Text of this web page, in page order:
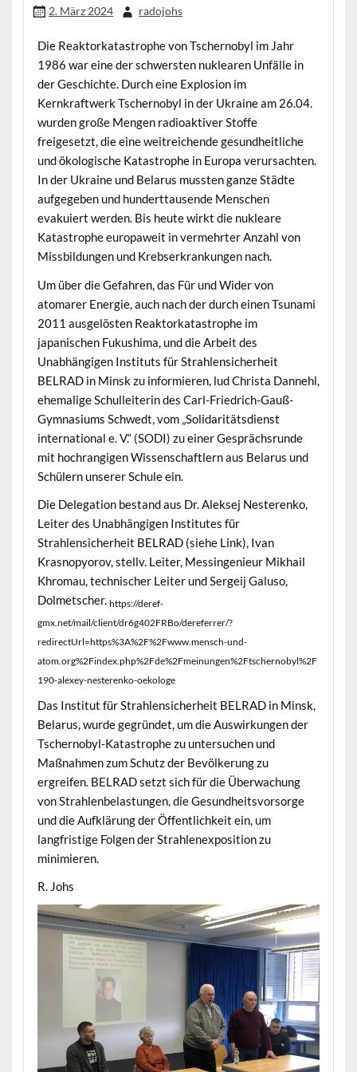
2. März 2024 radojohs
Die Reaktorkatastrophe von Tschernobyl im Jahr
1986 war eine der schwersten nuklearen Unfälle in
der Geschichte. Durch eine Explosion im
Kernkraftwerk Tschernobyl in der Ukraine am 26.04.
wurden große Mengen radioaktiver Stoffe
freigesetzt, die eine weitreichende gesundheitliche
und ökologische Katastrophe in Europa verursachten.
In der Ukraine und Belarus mussten ganze Städte
aufgegeben und hunderttausende Menschen
evakuiert werden. Bis heute wirkt die nukleare
Katastrophe europaweit in vermehrter Anzahl von
Missbildungen und Krebserkrankungen nach.
Um über die Gefahren, das Für und Wider von
atomarer Energie, auch nach der durch einen Tsunami
2011 ausgelösten Reaktorkatastrophe im
japanischen Fukushima, und die Arbeit des
Unabhängigen Instituts für Strahlensicherheit
BELRAD in Minsk zu informieren, lud Christa Dannehl,
ehemalige Schulleiterin des Carl-Friedrich-Gauß-
Gymnasiums Schwedt, vom „Solidaritätsdienst
international e. V.“ (SODI) zu einer Gesprächsrunde
mit hochrangigen Wissenschaftlern aus Belarus und
Schülern unserer Schule ein.
Die Delegation bestand aus Dr. Aleksej Nesterenko,
Leiter des Unabhängigen Institutes für
Strahlensicherheit BELRAD (siehe Link), Ivan
Krasnopyorov, stellv. Leiter, Messingenieur Mikhail
Khromau, technischer Leiter und Sergeij Galuso,
Dolmetscher. https://deref-
gmx.net/mail/client/dr6g402FRBo/dereferrer/?
redirectUrl=https%3A%2F%2Fwww.mensch-und-
atom.org%2Findex.php%2Fde%2Fmeinungen%2Ftschernobyl%2F
190-alexey-nesterenko-oekologe
Das Institut für Strahlensicherheit BELRAD in Minsk,
Belarus, wurde gegründet, um die Auswirkungen der
Tschernobyl-Katastrophe zu untersuchen und
Maßnahmen zum Schutz der Bevölkerung zu
ergreifen. BELRAD setzt sich für die Überwachung
von Strahlenbelastungen, die Gesundheitsvorsorge
und die Aufklärung der Öffentlichkeit ein, um
langfristige Folgen der Strahlenexposition zu
minimieren.
R. Johs